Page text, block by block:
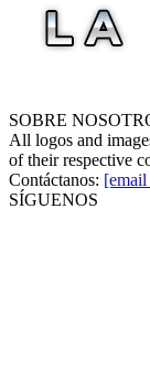
SOBRE
All logos and
of their respective
Contáctanos:
SÍGUENOS